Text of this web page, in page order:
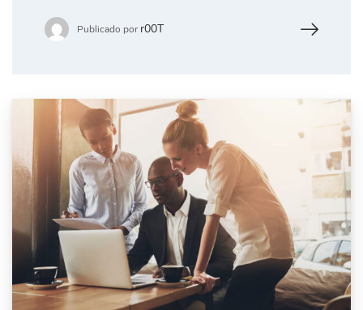
Publicado porr00T